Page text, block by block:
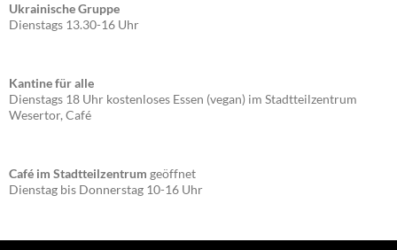
Ukrainische Gruppe
Dienstags 13.30-16 Uhr
Kantine für alle
Dienstags 18 Uhr kostenloses Essen (vegan) im Stadtteilzentrum
Wesertor, Café
Café im Stadtteilzentrum geöffnet
Dienstag bis Donnerstag 10-16 Uhr